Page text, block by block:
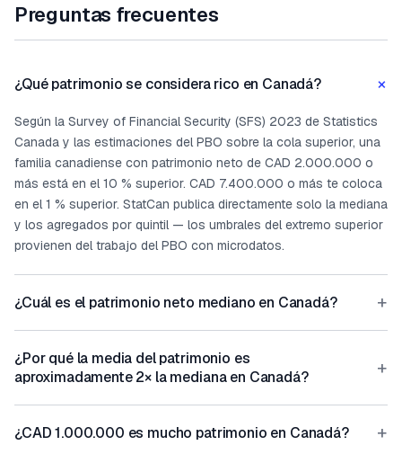
Preguntas frecuentes
¿Qué patrimonio se considera rico en Canadá? +
Según la Survey of Financial Security (SFS) 2023 de Statistics
Canada y las estimaciones del PBO sobre la cola superior, una
familia canadiense con patrimonio neto de CAD 2.000.000 o
más está en el 10 % superior. CAD 7.400.000 o más te coloca
en el 1 % superior. StatCan publica directamente solo la mediana
y los agregados por quintil — los umbrales del extremo superior
provienen del trabajo del PBO con microdatos.
¿Cuál es el patrimonio neto mediano en Canadá? +
¿Por qué la media del patrimonio es
aproximadamente 2× la mediana en Canadá?
+
¿CAD 1.000.000 es mucho patrimonio en Canadá? +